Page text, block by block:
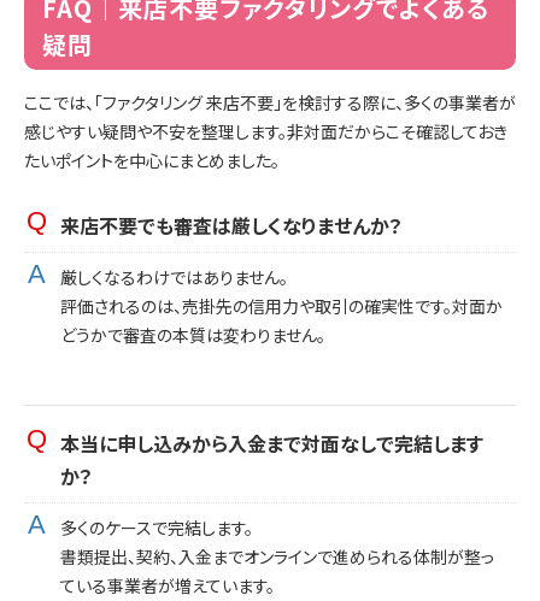
FAQ｜来店不要ファクタリングでよくある
疑問
ここでは、「ファクタリング 来店不要」を検討する際に、多くの事業者が
感じやすい疑問や不安を整理します。非対面だからこそ確認しておき
たいポイントを中心にまとめました。
来店不要でも審査は厳しくなりませんか？
厳しくなるわけではありません。
評価されるのは、売掛先の信用力や取引の確実性です。対面か
どうかで審査の本質は変わりません。
本当に申し込みから入金まで対面なしで完結します
か？
多くのケースで完結します。
書類提出、契約、入金までオンラインで進められる体制が整っ
ている事業者が増えています。